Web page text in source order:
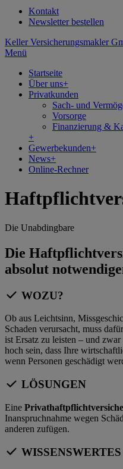
Kontakt
Newsletter bestellen
Keller Versicherungsmakler
Menü
Startseite
Über uns+
Privatkunden
Sach- und
Vorsorge
Finanzierung &
+
Gewerbekunden+
News+
Online-Rechner
Die Unabdingbare
Die
absolut
WOZU?
Ob aus Leichtsinn,
Schaden verursacht, muss
ist Ersatz zu leisten – und
hoch sein, dass Ihre
wenn Personen geschädigt
LÖSUNGEN
Eine
Inanspruchnahme wegen
anderen zufügen.
WISSENSWERTES